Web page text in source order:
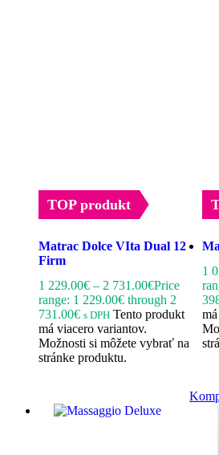
TOP produkt
Matrac Dolce VIta Dual 12
Firm
1 229.00€ – 2 731.00€Price
range: 1 229.00€ through 2
731.00€ s DPH Tento produkt
má viacero variantov.
Možnosti si môžete vybrať na
stránke produktu.
1